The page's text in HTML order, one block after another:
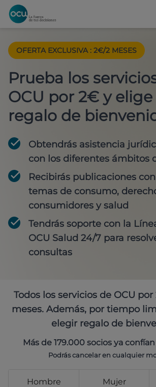
OFERTA EXCLUSIVA : 2€/2 MESES
Prueba los
OCU por 2€ y
regalo de
Obtendrás asistencia
con los diferentes ámbitos
Recibirás publicaciones
temas de consumo,
consumidores y salud
Tendrás soporte con la
OCU Salud 24/7 para
consultas
Todos los servicios de OCU
meses. Además, por tiempo
elegir regalo de
Más de 179.000 socios ya
Podrás cancelar en cualquier
Hombre Mujer